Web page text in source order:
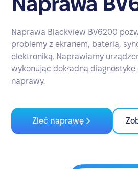
Naprawa Blackview BV6200
problemy z ekranem, baterią,
elektroniką. Naprawiamy
wykonując dokładną
naprawy.
Zleć naprawę